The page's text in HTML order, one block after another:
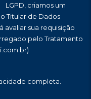
LGPD, criamos um
Titular de Dados
avaliar sua requisição
pelo Tratamento
completa.